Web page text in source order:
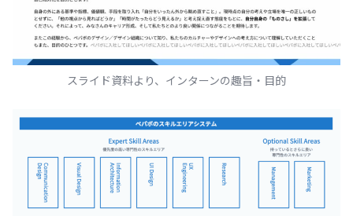
スライド資料より、インターンの趣旨・目的